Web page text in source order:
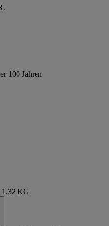
100 Jahren
1.32 KG